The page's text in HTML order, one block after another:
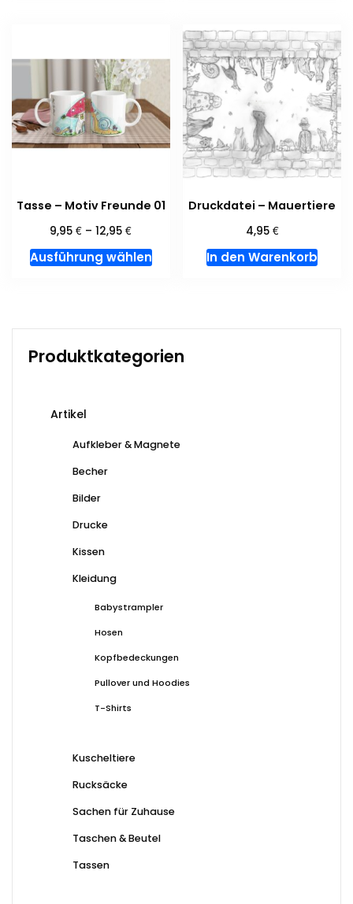
Varianten
auf.
Die
Optionen
können
auf
der
Produktseite
werden
Tasse – Motiv Freunde 01
9,95€ –12,95€
Ausführung wählenDieses
Produkt
Varianten
auf.
Die
der
Druckdatei – Mauertiere
4,95 €
In den Warenkorb
Produktkategorien
Artikel
Aufkleber & Magnete
Becher
Bilder
Drucke
Kissen
Kleidung
Babystrampler
Hosen
Kopfbedeckungen
Pullover und Hoodies
T-Shirts
Kuscheltiere
Rucksäcke
Sachen für Zuhause
Taschen & Beutel
Tassen